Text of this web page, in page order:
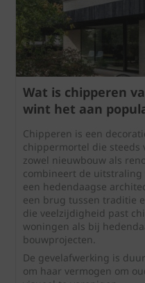
Wat is chipperen
wint het aan
Chipperen is een
chippermortel die steeds
zowel nieuwbouw als
combineert de
een hedendaagse
een brug tussen traditie
die veelzijdigheid past
woningen als bij
bouwprojecten.
De gevelafwerking is
om haar vermogen om